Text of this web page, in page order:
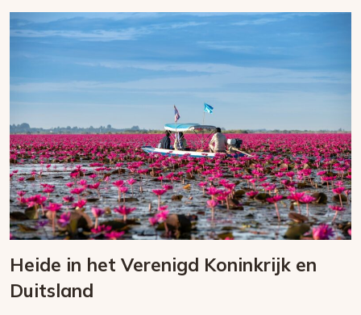
Heide in het Verenigd Koninkrijk en
Duitsland